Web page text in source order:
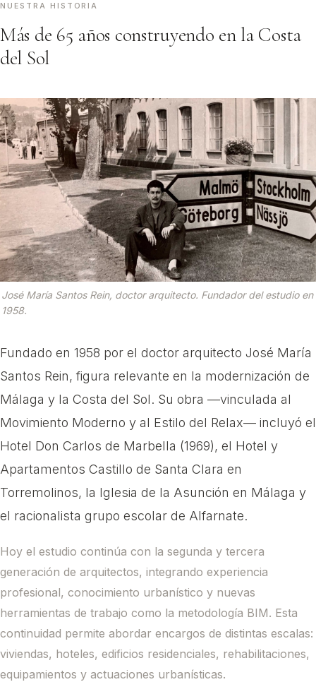
NUESTRA HISTORIA
Más de 65 años construyendo en la Costa
del Sol
José María Santos Rein, doctor arquitecto. Fundador del estudio en
1958.
Fundado en 1958 por el doctor arquitecto José María
Santos Rein, figura relevante en la modernización de
Málaga y la Costa del Sol. Su obra —vinculada al
Movimiento Moderno y al Estilo del Relax— incluyó el
Hotel Don Carlos de Marbella (1969), el Hotel y
Apartamentos Castillo de Santa Clara en
Torremolinos, la Iglesia de la Asunción en Málaga y
el racionalista grupo escolar de Alfarnate.
Hoy el estudio continúa con la segunda y tercera
generación de arquitectos, integrando experiencia
profesional, conocimiento urbanístico y nuevas
herramientas de trabajo como la metodología BIM. Esta
continuidad permite abordar encargos de distintas escalas:
viviendas, hoteles, edificios residenciales, rehabilitaciones,
equipamientos y actuaciones urbanísticas.